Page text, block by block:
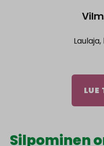
LUE
Silpominen